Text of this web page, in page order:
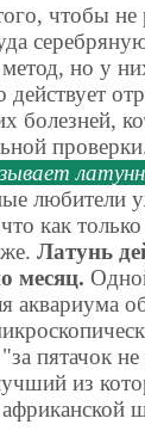
чтобы
но у
болезней,
любители
как
же.Латунь
месяц.
аквариума
пятачок
из